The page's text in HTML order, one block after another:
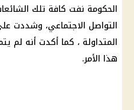
الحكومة نفت كافة تلك
التواصل الاجتماعي، وشددت
المتداولة ، كما أكدت أنه لم
هذا الأمر.